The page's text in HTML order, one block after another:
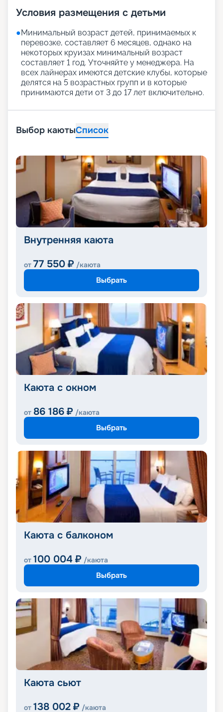
Условия размещения с детьми
●Минимальный возраст детей, принимаемых к
перевозке, составляет 6 месяцев, однако на
некоторых круизах минимальный возраст
составляет 1 год. Уточняйте у менеджера. На
всех лайнерах имеются детские клубы, которые
делятся на 5 возрастных групп и в которые
принимаются дети от 3 до 17 лет включительно.
Выбор каютыСписок
Внутренняя каюта
от 77 550 ₽ /каюта
Выбрать
Каюта с окном
от 86 186 ₽ /каюта
Выбрать
Каюта с балконом
от 100 004 ₽ /каюта
Выбрать
Каюта сьют
от 138 002 ₽ /каюта